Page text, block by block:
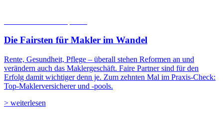
Die Fairsten für Makler im Wandel
Rente, Gesundheit, Pflege – überall stehen Reformen an und
verändern auch das Maklergeschäft. Faire Partner sind für den
Erfolg damit wichtiger denn je. Zum zehnten Mal im Praxis-Check:
Top-Maklerversicherer und -pools.
> weiterlesen